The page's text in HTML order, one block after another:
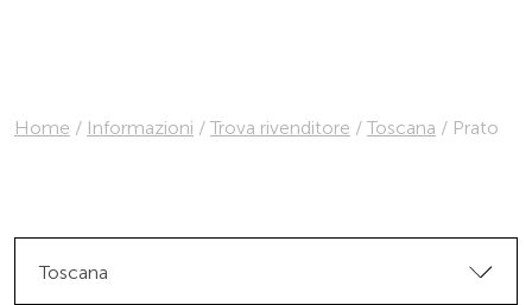
Home / Informazioni / Trova rivenditore / Toscana / Prato
Toscana